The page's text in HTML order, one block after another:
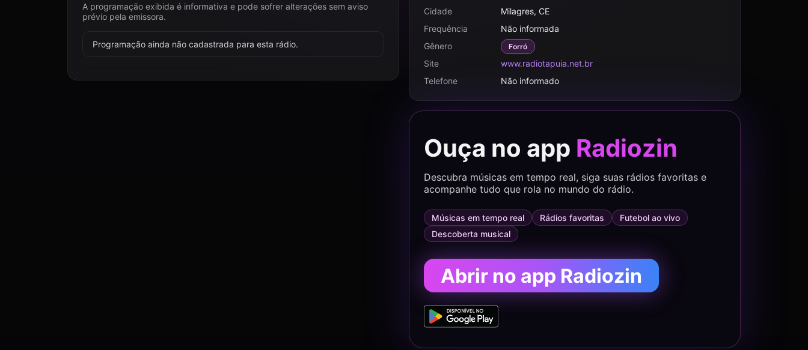
A programação exibida é informativa e pode sofrer alterações sem aviso
prévio pela emissora.
Programação ainda não cadastrada para esta rádio.
Cidade
Milagres, CE
Frequência
Não informada
Gênero
Forró
Site
www.radiotapuia.net.br
Telefone
Não informado
Ouça no app Radiozin
Descubra músicas em tempo real, siga suas rádios favoritas e
acompanhe tudo que rola no mundo do rádio.
Músicas em tempo real Rádios favoritas
Futebol ao vivo
Descoberta musical
Abrir no app Radiozin